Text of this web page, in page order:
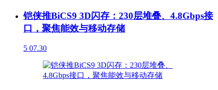
铠侠推BiCS9 3D闪存：230层堆叠、4.8Gbps接
口，聚焦能效与移动存储
5 07.30